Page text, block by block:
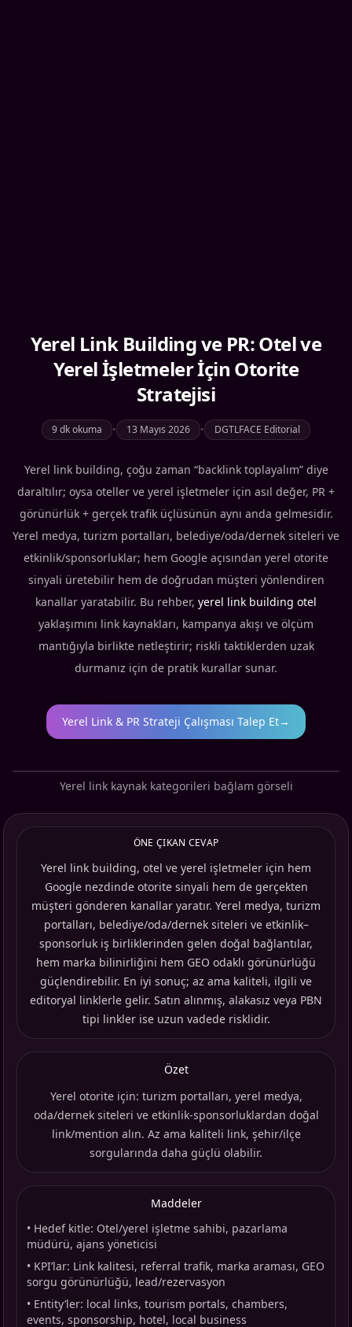
Yerel Link Building ve PR: Otel ve
Yerel İşletmeler İçin Otorite
Stratejisi
9 dk okuma • 13 Mayıs 2026 • DGTLFACE Editorial
Yerel link building, çoğu zaman “backlink toplayalım” diye
daraltılır; oysa oteller ve yerel işletmeler için asıl değer, PR +
görünürlük + gerçek trafik üçlüsünün aynı anda gelmesidir.
Yerel medya, turizm portalları, belediye/oda/dernek siteleri ve
etkinlik/sponsorluklar; hem Google açısından yerel otorite
sinyali üretebilir hem de doğrudan müşteri yönlendiren
kanallar yaratabilir. Bu rehber, yerel link building otel
yaklaşımını link kaynakları, kampanya akışı ve ölçüm
mantığıyla birlikte netleştirir; riskli taktiklerden uzak
durmanız için de pratik kurallar sunar.
Yerel Link & PR Strateji Çalışması Talep Et→
Yerel link kaynak kategorileri bağlam görseli
ÖNE ÇIKAN CEVAP
Yerel link building, otel ve yerel işletmeler için hem
Google nezdinde otorite sinyali hem de gerçekten
müşteri gönderen kanallar yaratır. Yerel medya, turizm
portalları, belediye/oda/dernek siteleri ve etkinlik–
sponsorluk iş birliklerinden gelen doğal bağlantılar,
hem marka bilinirliğini hem GEO odaklı görünürlüğü
güçlendirebilir. En iyi sonuç; az ama kaliteli, ilgili ve
editoryal linklerle gelir. Satın alınmış, alakasız veya PBN
tipi linkler ise uzun vadede risklidir.
Özet
Yerel otorite için: turizm portalları, yerel medya,
oda/dernek siteleri ve etkinlik-sponsorluklardan doğal
link/mention alın. Az ama kaliteli link, şehir/ilçe
sorgularında daha güçlü olabilir.
Maddeler
• Hedef kitle: Otel/yerel işletme sahibi, pazarlama
müdürü, ajans yöneticisi
• KPI’lar: Link kalitesi, referral trafik, marka araması, GEO
sorgu görünürlüğü, lead/rezervasyon
• Entity’ler: local links, tourism portals, chambers,
events, sponsorship, hotel, local business